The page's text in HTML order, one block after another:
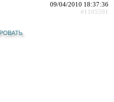
09/04/2010 18:37:36
#1105591